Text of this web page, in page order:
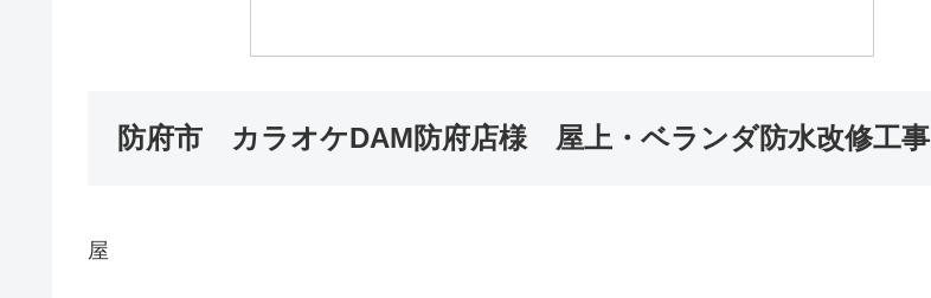
防府市 カラオケDAM防府店様 屋上・ベランダ防水改修工事
屋